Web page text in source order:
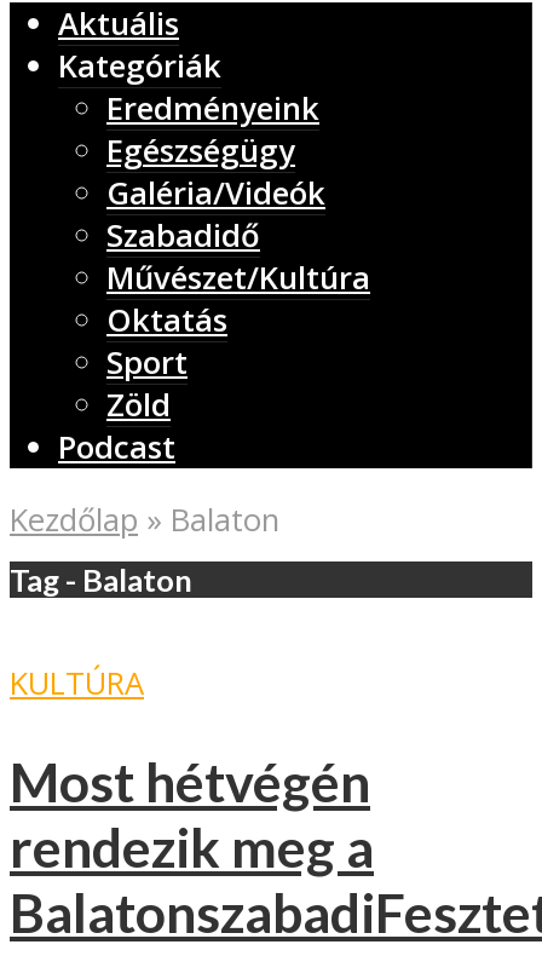
Aktuális
Kategóriák
Eredményeink
Egészségügy
Galéria/Videók
Szabadidő
Művészet/Kultúra
Oktatás
Sport
Zöld
Podcast
Kezdőlap » Balaton
Tag - Balaton
KULTÚRA
Most hétvégén
rendezik meg a